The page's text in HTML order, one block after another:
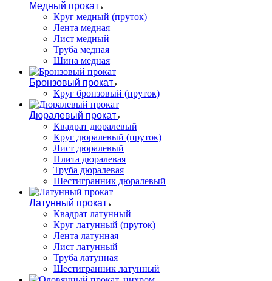
Медный прокат
Круг медный (пруток)
Лента медная
Лист медный
Труба медная
Шина медная
Бронзовый прокат
Круг бронзовый (пруток)
Дюралевый прокат
Квадрат дюралевый
Круг дюралевый (пруток)
Лист дюралевый
Плита дюралевая
Труба дюралевая
Шестигранник дюралевый
Латунный прокат
Квадрат латунный
Круг латунный (пруток)
Лента латунная
Лист латунный
Труба латунная
Шестигранник латунный